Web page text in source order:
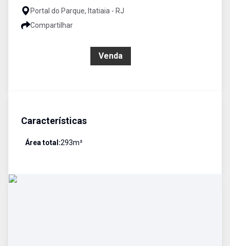
Portal do Parque, Itatiaia - RJ
Compartilhar
Venda
Características
Área total:293m²